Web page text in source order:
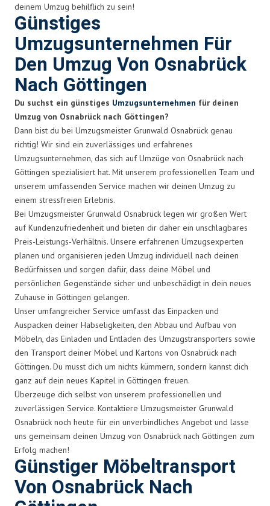
deinem Umzug behilflich zu sein!
Günstiges
Umzugsunternehmen Für
Den Umzug Von Osnabrück
Nach Göttingen
Du suchst ein günstiges Umzugsunternehmen für deinen
Umzug von Osnabrück nach Göttingen?
Dann bist du bei Umzugsmeister Grunwald Osnabrück genau
richtig! Wir sind ein zuverlässiges und erfahrenes
Umzugsunternehmen, das sich auf Umzüge von Osnabrück nach
Göttingen spezialisiert hat. Mit unserem professionellen Team und
unserem umfassenden Service machen wir deinen Umzug zu
einem stressfreien Erlebnis.
Bei Umzugsmeister Grunwald Osnabrück legen wir großen Wert
auf Kundenzufriedenheit und bieten dir daher ein unschlagbares
Preis-Leistungs-Verhältnis. Unsere erfahrenen Umzugsexperten
planen und organisieren jeden Umzug individuell nach deinen
Bedürfnissen und sorgen dafür, dass deine Möbel und
persönlichen Gegenstände sicher und unbeschädigt in dein neues
Zuhause in Göttingen gelangen.
Unser umfangreicher Service umfasst das Einpacken und
Auspacken deiner Habseligkeiten, den Abbau und Aufbau von
Möbeln, das Einladen und Entladen des Umzugstransporters sowie
den Transport deiner Möbel und Kartons von Osnabrück nach
Göttingen. Du musst dich um nichts kümmern, sondern kannst dich
ganz auf dein neues Kapitel in Göttingen freuen.
Überzeuge dich selbst von unserem professionellen und
zuverlässigen Service. Kontaktiere Umzugsmeister Grunwald
Osnabrück noch heute für ein unverbindliches Angebot und lasse
uns gemeinsam deinen Umzug von Osnabrück nach Göttingen zum
Erfolg machen!
Günstiger Möbeltransport
Von Osnabrück Nach